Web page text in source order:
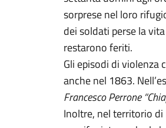
sorprese nel loro
dei soldati perse la
restarono feriti.
Gli episodi di
anche nel 1863.
Francesco Perrone
Inoltre, nel territorio